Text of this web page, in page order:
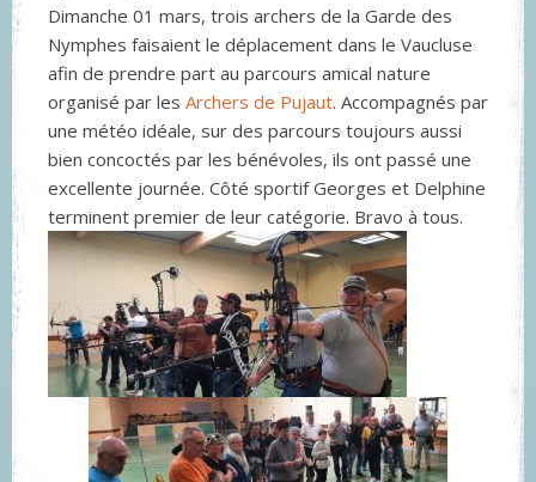
Dimanche 01 mars, trois archers de la Garde des
Nymphes faisaient le déplacement dans le Vaucluse
afin de prendre part au parcours amical nature
organisé par les Archers de Pujaut. Accompagnés par
une météo idéale, sur des parcours toujours aussi
bien concoctés par les bénévoles, ils ont passé une
excellente journée. Côté sportif Georges et Delphine
terminent premier de leur catégorie. Bravo à tous.